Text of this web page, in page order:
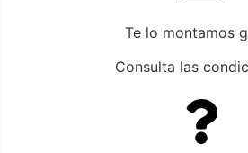
Te lo montamos
Consulta las